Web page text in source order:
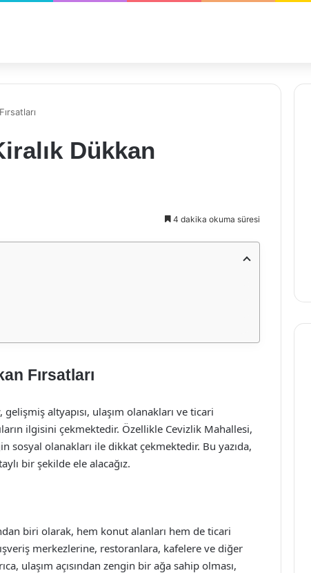
Dükkan
4 dakika okuma süresi
Fırsatları
altyapısı, ulaşım olanakları ve ticari
ilgisini çekmektedir. Özellikle Cevizlik Mahallesi,
olanakları ile dikkat çekmektedir. Bu yazıda,
bir şekilde ele alacağız.
biri olarak, hem konut alanları hem de ticari
merkezlerine, restoranlara, kafelere ve diğer
ulaşım açısından zengin bir ağa sahip olması,